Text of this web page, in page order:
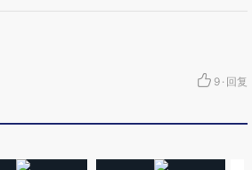
9 · 回复